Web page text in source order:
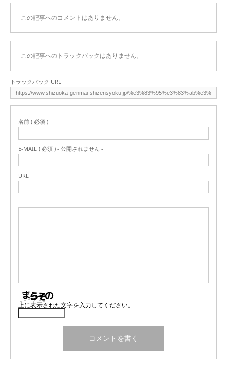
この記事へのコメントはありません。
この記事へのトラックバックはありません。
トラックバック URL
名前 ( 必須 )
E-MAIL ( 必須 ) - 公開されません -
URL
上に表示された文字を入力してください。